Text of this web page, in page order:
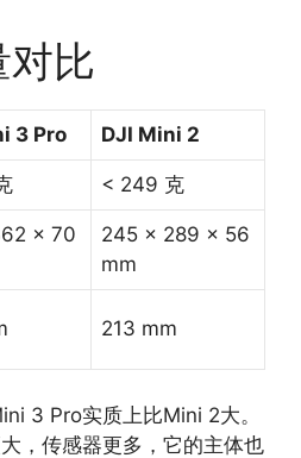
对比
3 Pro DJI Mini 2
< 249 克
x 70
245 x 289 x 56
mm
213 mm
3 Pro实质上比Mini 2大。
，传感器更多，它的主体也